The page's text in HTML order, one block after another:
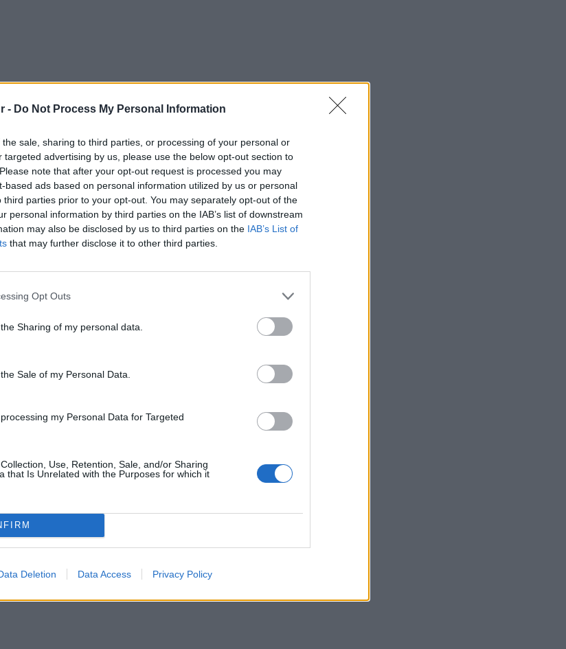
- Do Not Process My Personal Information
sale, sharing to third parties, or processing of your personal or
targeted advertising by us, please use the below opt-out section to
note that after your opt-out request is processed you may
based ads based on personal information utilized by us or personal
third parties prior to your opt-out. You may separately opt-out of the
personal information by third parties on the IAB’s list of downstream
may also be disclosed by us to third parties on the IAB’s List of
that may further disclose it to other third parties.
Opt Outs
Sharing of my personal data.
Sale of my Personal Data.
my Personal Data for Targeted
Use, Retention, Sale, and/or Sharing
that Is Unrelated with the Purposes for which it
Deletion Data Access Privacy Policy